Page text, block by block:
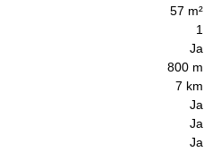
57 m²
1
Ja
800 m
7 km
Ja
Ja
Ja